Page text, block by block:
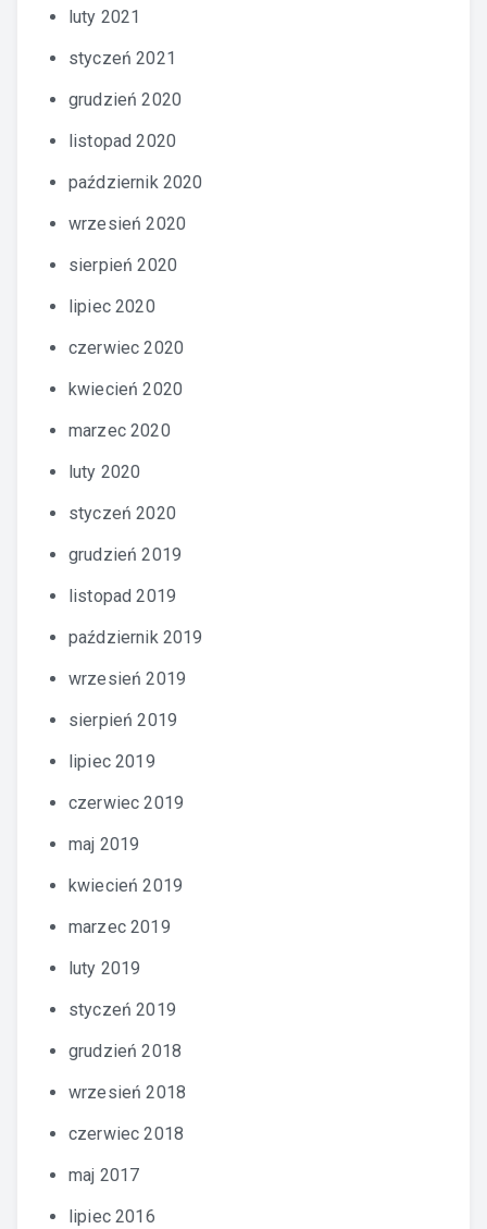
luty 2021
styczeń 2021
grudzień 2020
listopad 2020
październik 2020
wrzesień 2020
sierpień 2020
lipiec 2020
czerwiec 2020
kwiecień 2020
marzec 2020
luty 2020
styczeń 2020
grudzień 2019
listopad 2019
październik 2019
wrzesień 2019
sierpień 2019
lipiec 2019
czerwiec 2019
maj 2019
kwiecień 2019
marzec 2019
luty 2019
styczeń 2019
grudzień 2018
wrzesień 2018
czerwiec 2018
maj 2017
lipiec 2016